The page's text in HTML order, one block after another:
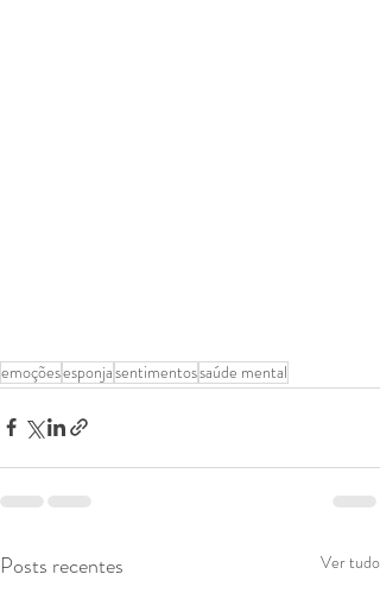
emoçõesesponjasentimentossaúde mental
Posts recentes Ver tudo